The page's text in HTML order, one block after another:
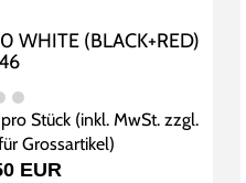
WHITE (BLACK+RED)
Stück (inkl. MwSt. zzgl.
Grossartikel)
EUR